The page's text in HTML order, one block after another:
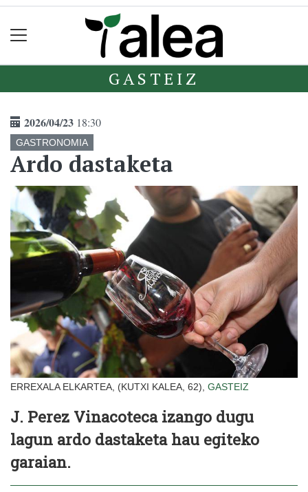
GASTEIZ
2026/04/23 18:30
GASTRONOMIA
Ardo dastaketa
ERREXALA ELKARTEA, (KUTXI KALEA, 62), GASTEIZ
J. Perez Vinacoteca izango dugu
lagun ardo dastaketa hau egiteko
garaian.